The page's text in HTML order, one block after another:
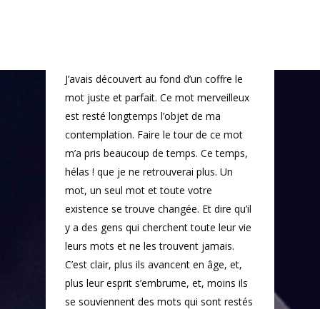
J’avais découvert au fond d’un coffre le
mot juste et parfait. Ce mot merveilleux
est resté longtemps l’objet de ma
contemplation. Faire le tour de ce mot
m’a pris beaucoup de temps. Ce temps,
hélas ! que je ne retrouverai plus. Un
mot, un seul mot et toute votre
existence se trouve changée. Et dire qu’il
y a des gens qui cherchent toute leur vie
leurs mots et ne les trouvent jamais.
C’est clair, plus ils avancent en âge, et,
plus leur esprit s’embrume, et, moins ils
se souviennent des mots qui sont restés